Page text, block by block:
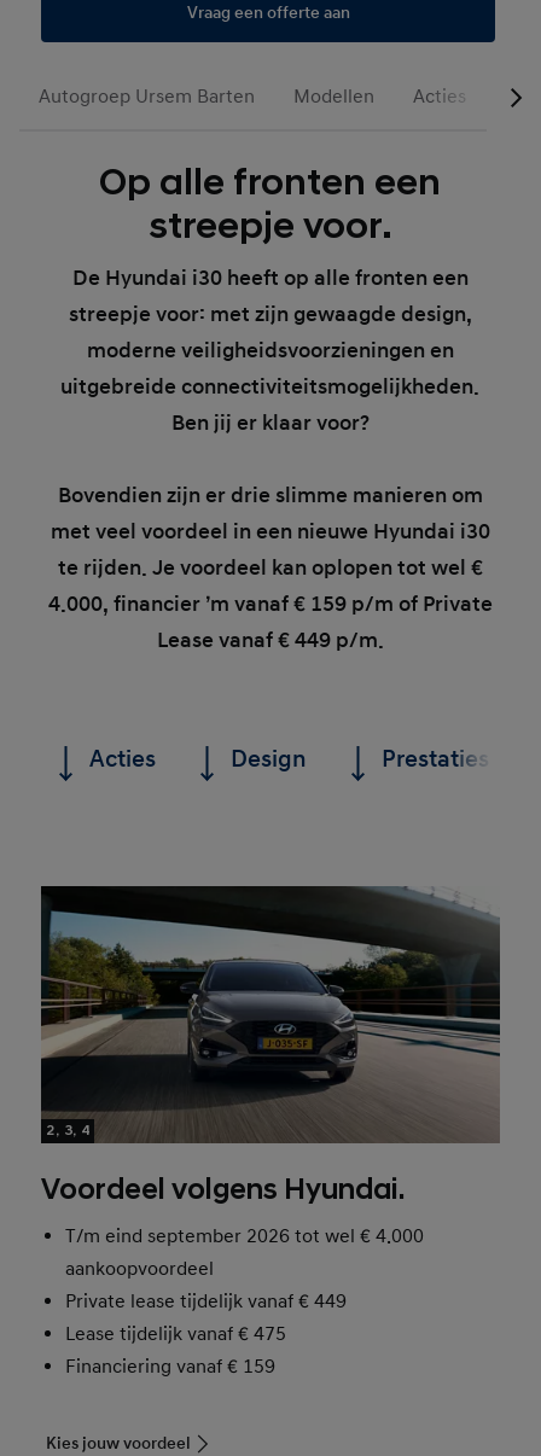
Vraag een offerte aan
Autogroep Ursem Barten Modellen Acties
Op alle fronten een
streepje voor.
De Hyundai i30 heeft op alle fronten een
streepje voor: met zijn gewaagde design,
moderne veiligheidsvoorzieningen en
uitgebreide connectiviteitsmogelijkheden.
Ben jij er klaar voor?
Bovendien zijn er drie slimme manieren om
met veel voordeel in een nieuwe Hyundai i30
te rijden. Je voordeel kan oplopen tot wel €
4.000, financier ’m vanaf € 159 p/m of Private
Lease vanaf € 449 p/m.
Acties Design Prestaties
2, 3, 4
Voordeel volgens Hyundai.
T/m eind september 2026 tot wel€ 4.000
aankoopvoordeel
Private lease tijdelijk vanaf € 449
Lease tijdelijk vanaf € 475
Financiering vanaf € 159
Kies jouw voordeel